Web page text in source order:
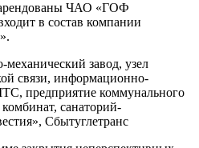
ЧАО «ГОФ
в состав компании
механический завод, узел
связи, информационно-
предприятие коммунального
санаторий-
Сбытуглетранс